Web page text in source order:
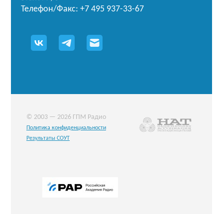
Телефон/Факс: +7 495 937-33-67
© 2003 — 2026 ГПМ Радио
Политика конфиденциальности
Результаты СОУТ